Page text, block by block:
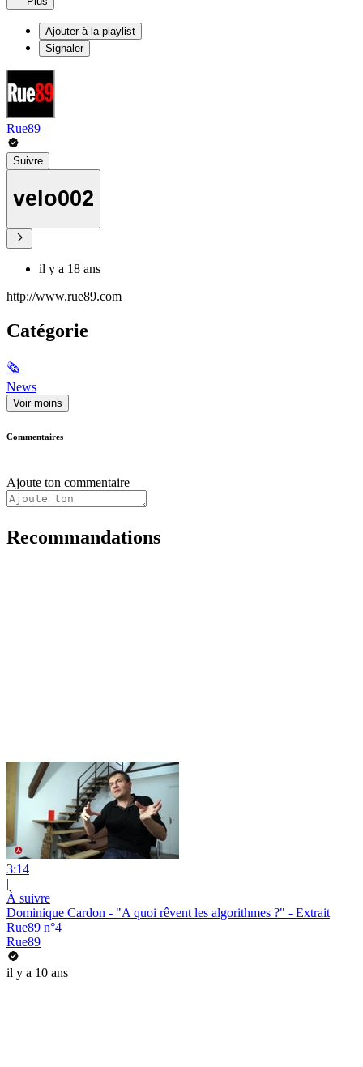
Ajouter à la playlist
Signaler
Rue89
Suivre
velo002
il y a 18 ans
http://www.rue89.com
Catégorie
🗞
News
Voir moins
Commentaires
Ajoute ton commentaire
Recommandations
3:14
|
À suivre
Dominique Cardon - "A quoi rêvent les algorithmes ?" - Extrait
Rue89 n°4
Rue89
il y a 10 ans